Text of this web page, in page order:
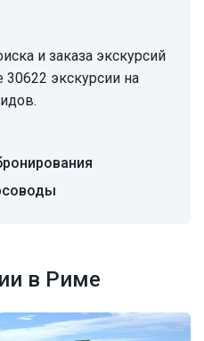
и заказа экскурсий
30622 экскурсии на
в Риме